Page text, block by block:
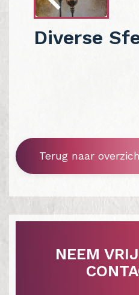
Diverse
Terug naar
NEEM